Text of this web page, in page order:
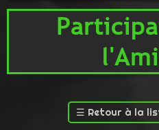
☰ Retour à la